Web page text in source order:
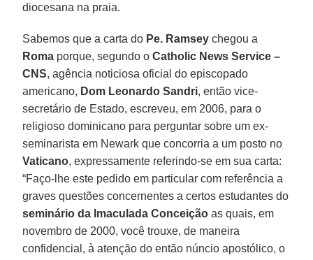
diocesana na praia.
Sabemos que a carta do Pe. Ramsey chegou a
Roma porque, segundo oCatholic News Service –
CNS, agência noticiosa oficial do episcopado
americano, Dom Leonardo Sandri, então vice-
secretário de Estado, escreveu, em 2006, para o
religioso dominicano para perguntar sobre um ex-
seminarista em Newark que concorria a um posto no
Vaticano, expressamente referindo-se em sua carta:
“Faço-lhe este pedido em particular com referência a
graves questões concernentes a certos estudantes do
seminário da Imaculada Conceição as quais, em
novembro de 2000, você trouxe, de maneira
confidencial, à atenção do então núncio apostólico, o